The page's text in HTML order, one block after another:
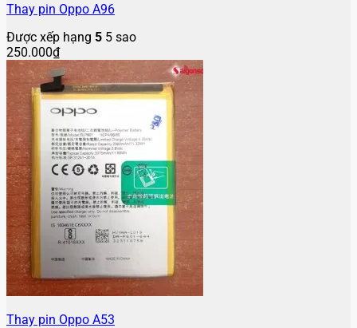
Thay pin Oppo A96
Được xếp hạng 5 5 sao
250.000₫
Thay pin Oppo A53